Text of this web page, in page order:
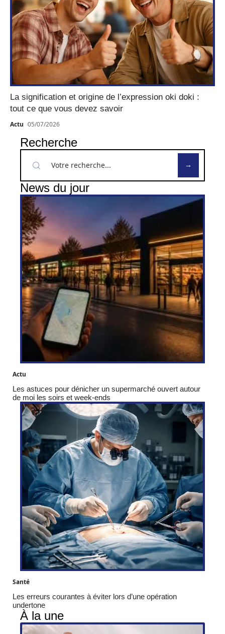
La signification et origine de l’expression oki doki :
tout ce que vous devez savoir
Actu 05/07/2026
Recherche
News du jour
Actu
Les astuces pour dénicher un supermarché ouvert autour
de moi les soirs et week-ends
Santé
Les erreurs courantes à éviter lors d’une opération
undertone
À la une